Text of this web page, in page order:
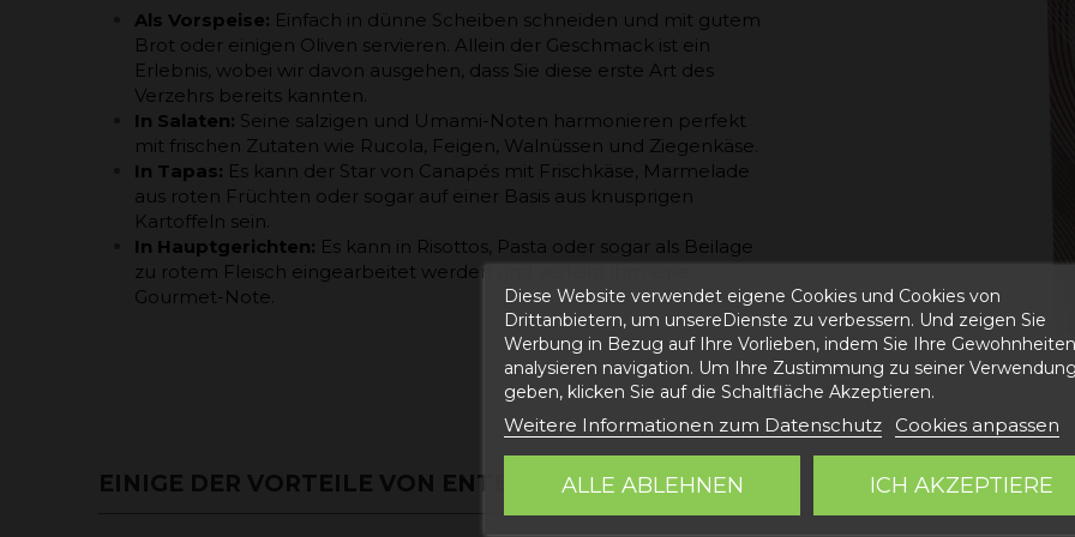
Als Vorspeise: Einfach in dünne Scheiben schneiden und mit gutem
Brot oder einigen Oliven servieren. Allein der Geschmack ist ein
Erlebnis, wobei wir davon ausgehen, dass Sie diese erste Art des
Verzehrs bereits kannten.
In Salaten: Seine salzigen und Umami-Noten harmonieren perfekt
mit frischen Zutaten wie Rucola, Feigen, Walnüssen und Ziegenkäse.
In Tapas: Es kann der Star von Canapés mit Frischkäse, Marmelade
aus roten Früchten oder sogar auf einer Basis aus knusprigen
Kartoffeln sein.
In Hauptgerichten: Es kann in Risottos, Pasta oder sogar als Beilage
zu rotem Fleisch eingearbeitet werden und verleiht ihm eine
Gourmet-Note.
EINIGE DER VORTEILE VON ENTENSCHINKEN
Diese Website verwendet eigene Cookies und Cookies von
Drittanbietern, um unsereDienste zu verbessern. Und zeigen Sie
Werbung in Bezug auf Ihre Vorlieben, indem Sie Ihre Gewohnheiten
analysieren navigation. Um Ihre Zustimmung zu seiner
geben, klicken Sie auf die Schaltfläche Akzeptieren.
Weitere Informationen zum Datenschutz Cookies anpassen
ALLE ABLEHNEN ICH AKZEPTIERE